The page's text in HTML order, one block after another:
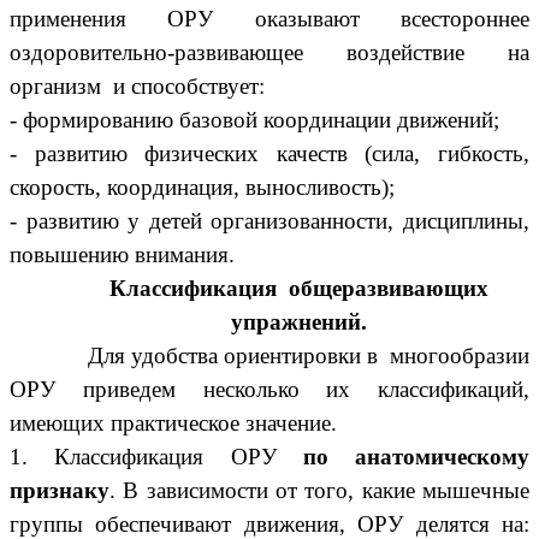
применения ОРУ оказывают всестороннее
оздоровительно-развивающее воздействие на
организм и способствует:
- формированию базовой координации движений;
- развитию физических качеств (сила, гибкость,
скорость, координация, выносливость);
- развитию у детей организованности, дисциплины,
повышению внимания.
Классификация общеразвивающих
упражнений.
Для удобства ориентировки в многообразии
ОРУ приведем несколько их классификаций,
имеющих практическое значение.
1. Классификация ОРУ по анатомическому
признаку. В зависимости от того, какие мышечные
группы обеспечивают движения, ОРУ делятся на: